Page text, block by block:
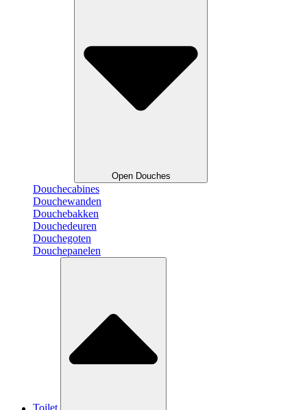
Open Douches
Douchecabines
Douchewanden
Douchebakken
Douchedeuren
Douchegoten
Douchepanelen